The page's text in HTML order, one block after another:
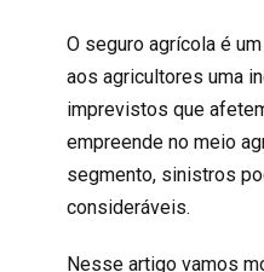
O seguro agrícola é
aos agricultores uma
imprevistos que
empreende no meio
segmento, sinistros
consideráveis.
Nesse artigo vamos